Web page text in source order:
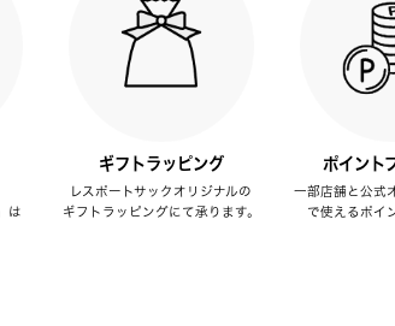
は
ギフトラッピング
レスポートサックオリジナルの
ギフトラッピングにて承ります。
ポイント
一部店舗と公式
で使えるポイ